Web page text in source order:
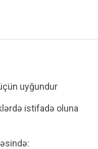
uyğundur
istifadə oluna